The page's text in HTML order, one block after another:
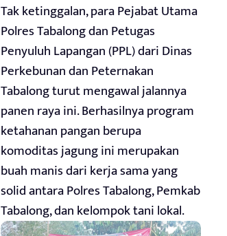
Tak ketinggalan, para Pejabat Utama
Polres Tabalong dan Petugas
Penyuluh Lapangan (PPL) dari Dinas
Perkebunan dan Peternakan
Tabalong turut mengawal jalannya
panen raya ini. Berhasilnya program
ketahanan pangan berupa
komoditas jagung ini merupakan
buah manis dari kerja sama yang
solid antara Polres Tabalong, Pemkab
Tabalong, dan kelompok tani lokal.